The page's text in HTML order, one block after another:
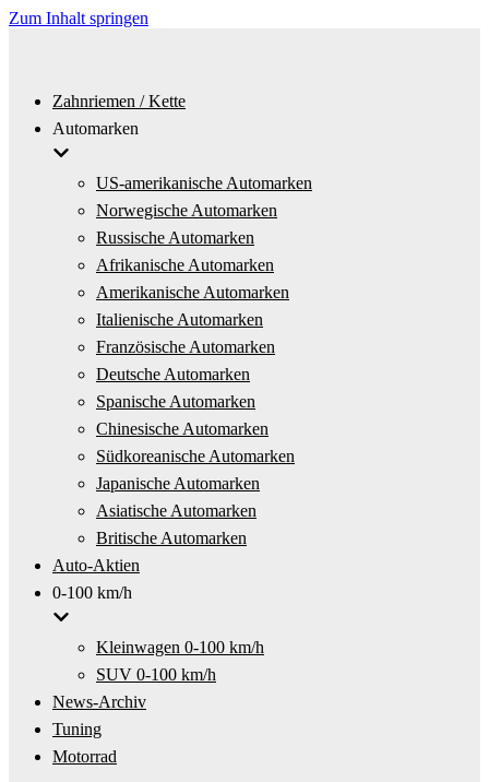
Zum Inhalt springen
Zahnriemen / Kette
Automarken
US-amerikanische Automarken
Norwegische Automarken
Russische Automarken
Afrikanische Automarken
Amerikanische Automarken
Italienische Automarken
Französische Automarken
Deutsche Automarken
Spanische Automarken
Chinesische Automarken
Südkoreanische Automarken
Japanische Automarken
Asiatische Automarken
Britische Automarken
Auto-Aktien
0-100 km/h
Kleinwagen 0-100 km/h
SUV 0-100 km/h
News-Archiv
Tuning
Motorrad